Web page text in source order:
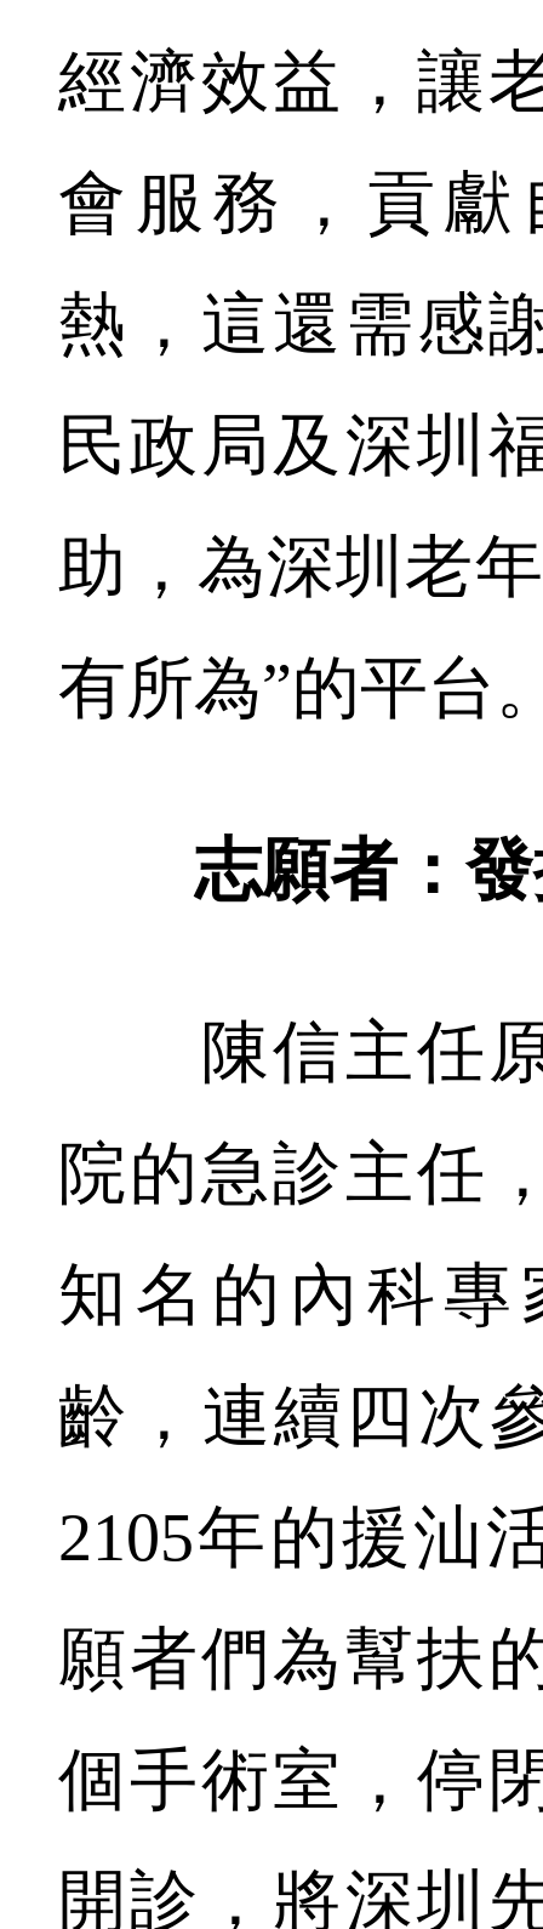
經濟效益，讓
會服務，貢
熱，這還需感
民政局及深圳
助，為深圳老
有所為”的平台
志願者：
陳信主任原
院的急診主任
知名的內科專
齡，連續四次
2105年的援汕
願者們為幫扶
個手術室，停
開診，將深圳